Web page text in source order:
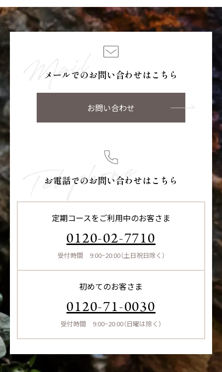
サプリメント シナジ
ー
サプリメント オールイ
ンワン
マイナチュレシリーズ一覧
サポートアイテム一覧
メールでのお問い合わせはこちら
お問い合わせ
お電話でのお問い合わせはこちら
定期コースをご利用中のお客さま
0120-02-7710
受付時間 9:00~20:00（土日祝日除く）
初めてのお客さま
0120-71-0030
受付時間 9:00~20:00（日曜は除く）